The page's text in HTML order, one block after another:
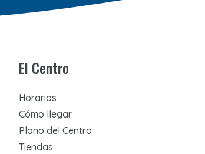
El Centro
Horarios
Cómo llegar
Plano del Centro
Tiendas